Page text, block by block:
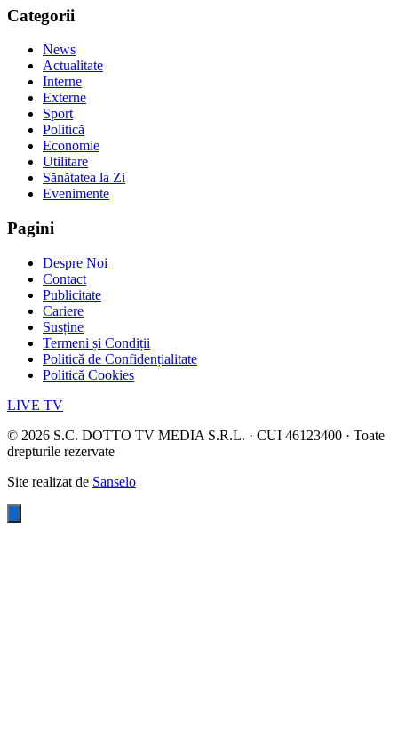
Categorii
News
Actualitate
Interne
Externe
Sport
Politică
Economie
Utilitare
Sănătatea la Zi
Evenimente
Pagini
Despre Noi
Contact
Publicitate
Cariere
Susține
Termeni și Condiții
Politică de Confidențialitate
Politică Cookies
LIVE TV
© 2026 S.C. DOTTO TV MEDIA S.R.L. · CUI 46123400 · Toate
drepturile rezervate
Site realizat de Sanselo